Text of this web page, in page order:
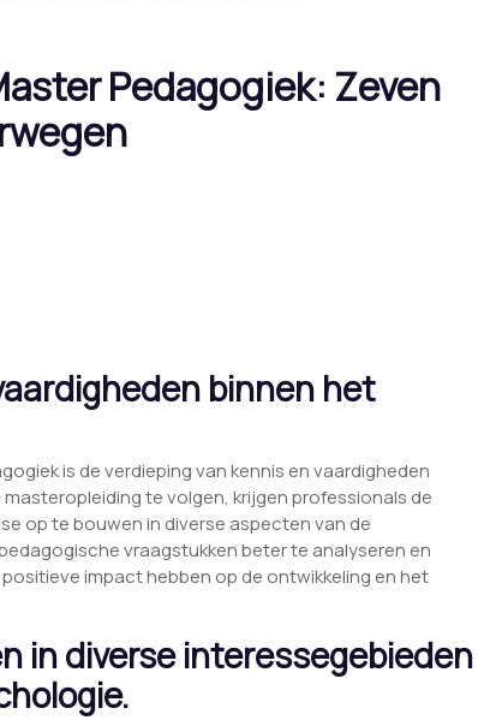
Pedagogiek: Zeven
binnen het
is de verdieping van kennis en vaardigheden
te volgen, krijgen professionals de
op te bouwen in diverse aspecten van de
vraagstukken beter te analyseren en
impact hebben op de ontwikkeling en het
in diverse interessegebieden